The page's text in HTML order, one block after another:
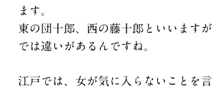
ます。
東の団十郎、西の藤十郎といいます
では違いがあるんですね。
江戸では、女が気に入らないことを